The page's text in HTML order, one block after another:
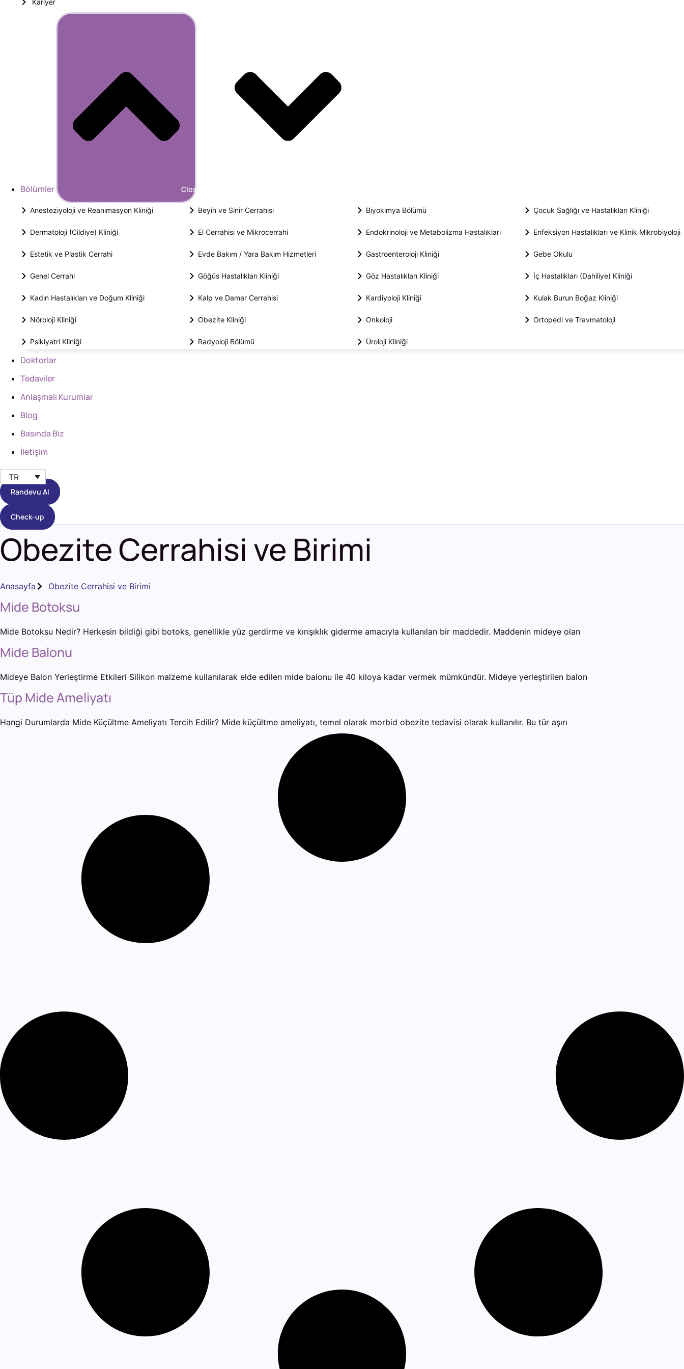
Kariyer
Bölümler Close Bölümler
Anesteziyoloji ve Reanimasyon Kliniği Beyin ve Sinir Cerrahisi Biyokimya Bölümü Çocuk Sağlığı ve Hastalıkları Kliniği
Dermatoloji (Cildiye) Kliniği El Cerrahisi ve Mikrocerrahi Endokrinoloji ve Metabolizma Hastalıkları Enfeksiyon Hastalıkları ve Klinik Mikrobiyoloji
Estetik ve Plastik Cerrahi Evde Bakım / Yara Bakım Hizmetleri Gastroenteroloji Kliniği Gebe Okulu
Genel Cerrahi Göğüs Hastalıkları Kliniği Göz Hastalıkları Kliniği İç Hastalıkları (Dahiliye) Kliniği
Kadın Hastalıkları ve Doğum Kliniği Kalp ve Damar Cerrahisi Kardiyoloji Kliniği Kulak Burun Boğaz Kliniği
Nöroloji Kliniği Obezite Kliniği Onkoloji Ortopedi ve Travmatoloji
Psikiyatri Kliniği Radyoloji Bölümü Üroloji Kliniği
Doktorlar
Tedaviler
Anlaşmalı Kurumlar
Blog
Basında Biz
İletişim
TR
Randevu Al
Check-up
Obezite Cerrahisi ve Birimi
Anasayfa Obezite Cerrahisi ve Birimi
Mide Botoksu
Mide Botoksu Nedir? Herkesin bildiği gibi botoks, genellikle yüz gerdirme ve kırışıklık giderme amacıyla kullanılan bir maddedir. Maddenin mideye olan
Mide Balonu
Mideye Balon Yerleştirme Etkileri Silikon malzeme kullanılarak elde edilen mide balonu ile 40 kiloya kadar vermek mümkündür. Mideye yerleştirilen balon
Tüp Mide Ameliyatı
Hangi Durumlarda Mide Küçültme Ameliyatı Tercih Edilir? Mide küçültme ameliyatı, temel olarak morbid obezite tedavisi olarak kullanılır. Bu tür aşırı